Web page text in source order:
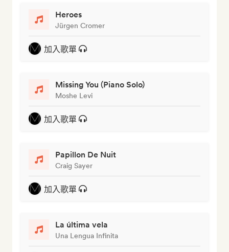
Heroes
Jürgen Cromer
加入歌單
Missing You (Piano Solo)
Moshe Levi
加入歌單
Papillon De Nuit
Craig Sayer
加入歌單
La última vela
Una Lengua Infinita